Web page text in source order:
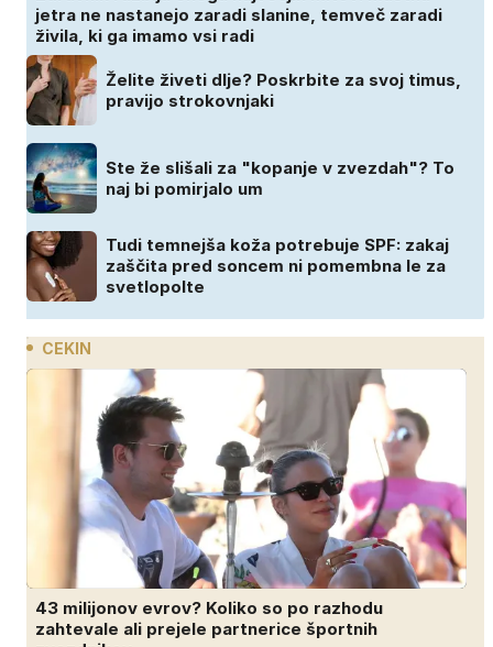
jetra ne nastanejo zaradi slanine, temveč zaradi
živila, ki ga imamo vsi radi
Želite živeti dlje? Poskrbite za svoj timus,
pravijo strokovnjaki
Ste že slišali za "kopanje v zvezdah"? To
naj bi pomirjalo um
Tudi temnejša koža potrebuje SPF: zakaj
zaščita pred soncem ni pomembna le za
svetlopolte
CEKIN
43 milijonov evrov? Koliko so po razhodu
zahtevale ali prejele partnerice športnih